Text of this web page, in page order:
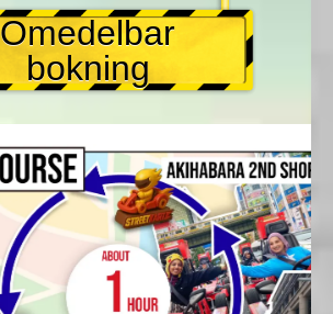
Omedelbar
bokning